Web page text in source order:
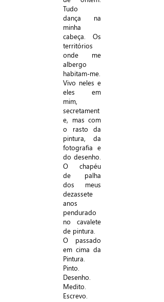
Tudo
dança na
minha
cabeça. Os
territórios
onde me
albergo
habitam-me.
Vivo neles e
eles em
mim,
secretament
e, mas com
o rasto da
pintura, da
fotografia e
do desenho.
O chapéu
de palha
dos meus
dezassete
anos
pendurado
no cavalete
de pintura.
O passado
em cima da
Pintura.
Pinto.
Desenho.
Medito.
Escrevo.